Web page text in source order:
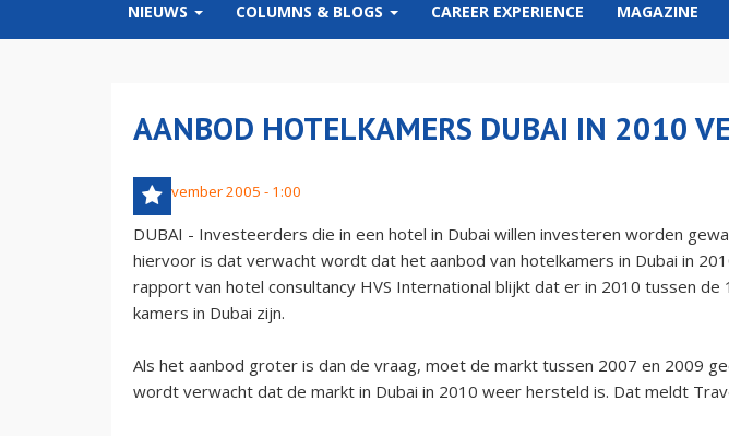
NIEUWS COLUMNS & BLOGS CAREER EXPERIENCE MAGAZINE
AANBOD HOTELKAMERS DUBAI IN 2010
21 november 2005 - 1:00
DUBAI - Investeerders die in een hotel in Dubai willen investeren worden
hiervoor is dat verwacht wordt dat het aanbod van hotelkamers in Dubai in
rapport van hotel consultancy HVS International blijkt dat er in 2010 tussen de
kamers in Dubai zijn.
Als het aanbod groter is dan de vraag, moet de markt tussen 2007 en 2009
wordt verwacht dat de markt in Dubai in 2010 weer hersteld is. Dat meldt